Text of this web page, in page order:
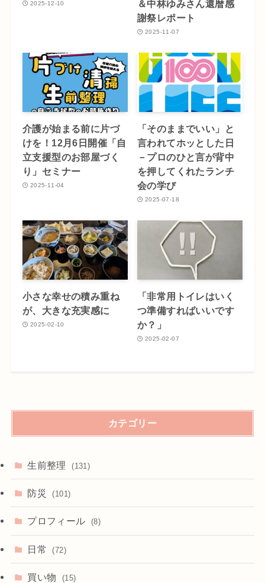
2025-12-10
＆中林ゆみさん還暦感
謝祭レポート
2025-11-07
介護が始まる前に片づ
けを！12月6日開催「自
立支援型のお部屋づく
り」セミナー
2025-11-04
「そのままでいい」と
言われてホッとした日
－プロのひと言が背中
を押してくれたランチ
会の学び
2025-07-18
小さな幸せの積み重ね
が、大きな充実感に
2025-02-10
「非常用トイレはいく
つ準備すればいいです
か？」
2025-02-07
カテゴリー
生前整理 (131)
防災 (101)
プロフィール (8)
日常 (72)
買い物 (15)